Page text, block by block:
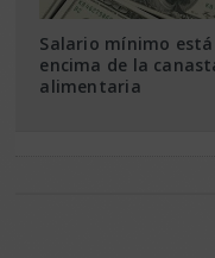
Salario mínimo
encima de la
alimentaria